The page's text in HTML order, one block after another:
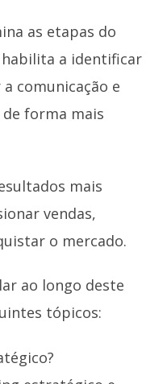
as etapas do
a identificar
comunicação e
de forma mais
mais
vendas,
o mercado.
ao longo deste
tópicos: